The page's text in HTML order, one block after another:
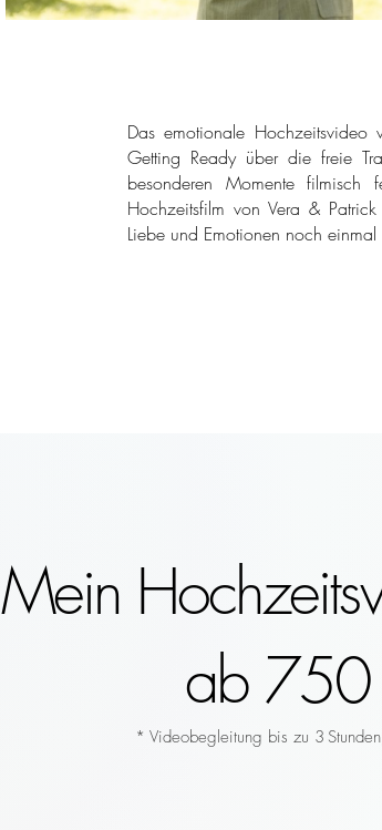
Das emotionale
Getting Ready über die freie
besonderen Momente
Hochzeitsfilm von Vera &
Liebe und Emotionen noch einmal
Mein
ab 750
* Videobegleitung bis zu 3